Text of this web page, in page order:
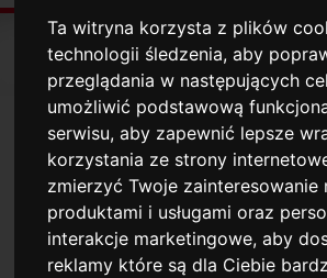
Ta witryna korzysta z plików
technologii śledzenia, aby
przeglądania w następujących
umożliwić podstawową
serwisu,aby zapewnić lepsze
korzystania ze strony
zmierzyć Twoje zainteresowanie
produktami i usługami oraz
interakcje marketingowe,aby
reklamy które są dla Ciebie
OFERTA
WSPINACZKOWE
SKAŁKA WSPINACZKOWA 4
OFERTA
FABRYKA WODY
WIEŻE WIDOKOWE
ACTIO